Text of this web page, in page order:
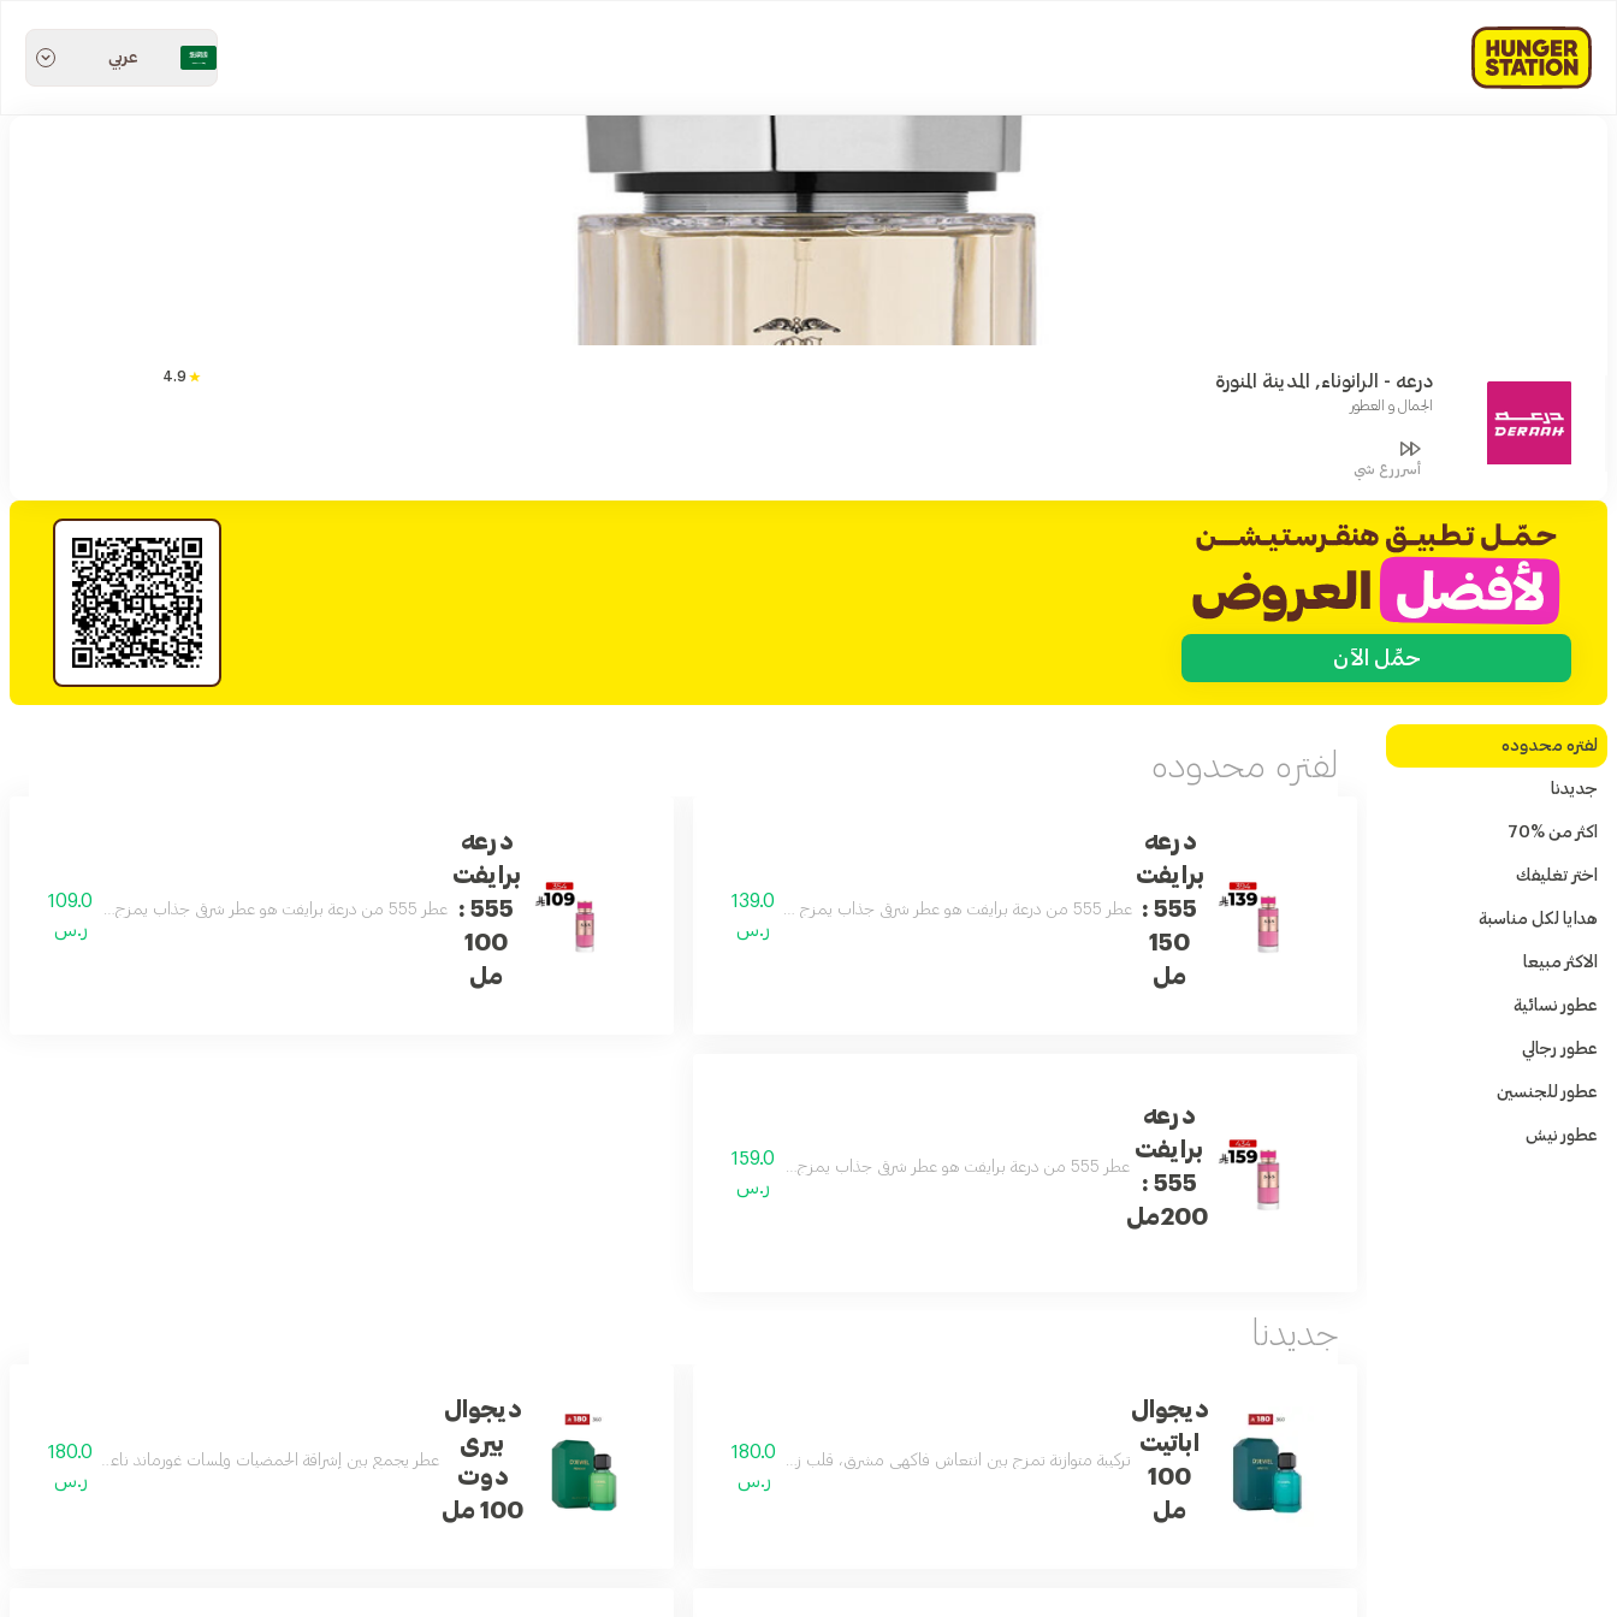
عربي
درعه - الرانوناء, المدينة المنورة
الجمال و العطور
4.9
أسرررع شي
حمِّل الآن
لفتره محدوده
جديدنا
اكثر من %70
اختر تغليفك
هدايا لكل مناسبة
الاكثر مبيعا
عطور نسائية
عطور رجالي
عطور للجنسين
عطور نيش
لفتره محدوده
درعه
برايفت
555 :
150
مل
عطر 555 من درعة برايفت هو عطر شرقي جذاب يمزج بين الورد الدمشقي، الكراميل، العنبر، المسك، خشب الصندل والفانيليا. رائحة مغرية مع توازن فريد بين الانتعاش والدفء، مثالي لانطباع لا يُنسى.
139.0
ر.س
درعه
برايفت
555 :
100
مل
عطر 555 من درعة برايفت هو عطر شرقي جذاب يمزج بين الورد الدمشقي، الكراميل، العنبر، المسك، خشب الصندل والفانيليا. رائحة مغرية مع توازن فريد بين الانتعاش والدفء، مثالي لانطباع لا يُنسى.
109.0
ر.س
درعه
برايفت
555 :
200مل
عطر 555 من درعة برايفت هو عطر شرقي جذاب يمزج بين الورد الدمشقي، الكراميل، العنبر، المسك، خشب الصندل والفانيليا. رائحة مغرية مع توازن فريد بين الانتعاش والدفء، مثالي لانطباع لا يُنسى.
159.0
ر.س
جديدنا
ديجوال
اباتيت
100
مل
تركيبة متوازنة تمزج بين انتعاش فاكهي مشرق، قلب زهري أنيق، وقاعدة مسكية خشبية ناعمة، ما يمنح العطر طابعًا عصريًا خفيفًا مناسبًا للاستخدام اليومي بإحساس راقٍ ومريح
180.0
ر.س
ديجوال
بيرى
دوت
100 مل
عطر يجمع بين إشراقة الحمضيات ولمسات غورماند ناعمة، مدعوم
180.0
ر.س